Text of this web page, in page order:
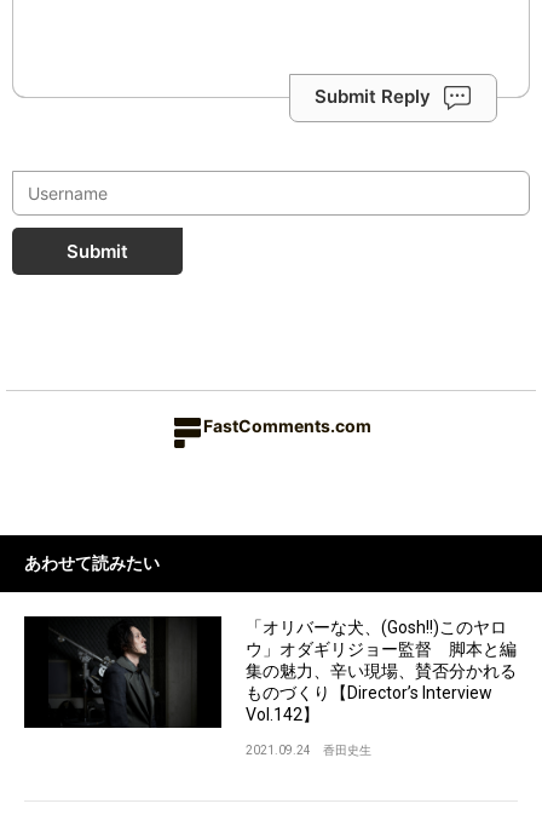
Submit Reply
Submit
FastComments.com
あわせて読みたい
「オリバーな犬、(Gosh!!)このヤロ
ウ」オダギリジョー監督 脚本と編
集の魅力、辛い現場、賛否分かれる
ものづくり【Director’s Interview
Vol.142】
2021.09.24 香田史生